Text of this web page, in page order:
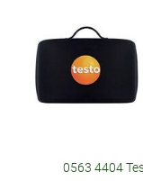
0563 4404